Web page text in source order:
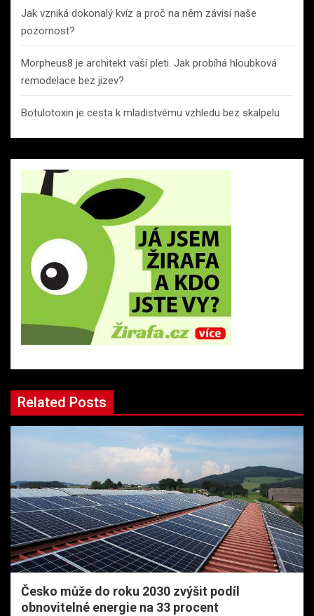
Jak vzniká dokonalý kvíz a proč na něm závisí naše
pozornost?
Morpheus8 je architekt vaší pleti. Jak probíhá hloubková
remodelace bez jizev?
Botulotoxin je cesta k mladistvému vzhledu bez skalpelu
Related Posts
Česko může do roku 2030 zvýšit podíl
obnovitelné energie na 33 procent